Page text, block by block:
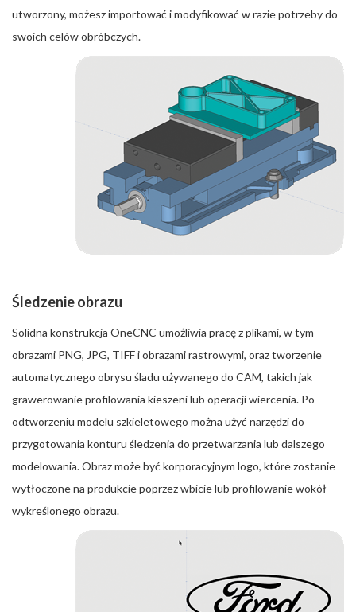
utworzony, możesz importować i modyfikować w razie potrzeby do
swoich celów obróbczych.
Śledzenie obrazu
Solidna konstrukcja OneCNC umożliwia pracę z plikami, w tym
obrazami PNG, JPG, TIFF i obrazami rastrowymi, oraz tworzenie
automatycznego obrysu śladu używanego do CAM, takich jak
grawerowanie profilowania kieszeni lub operacji wiercenia. Po
odtworzeniu modelu szkieletowego można użyć narzędzi do
przygotowania konturu śledzenia do przetwarzania lub dalszego
modelowania. Obraz może być korporacyjnym logo, które zostanie
wytłoczone na produkcie poprzez wbicie lub profilowanie wokół
wykreślonego obrazu.